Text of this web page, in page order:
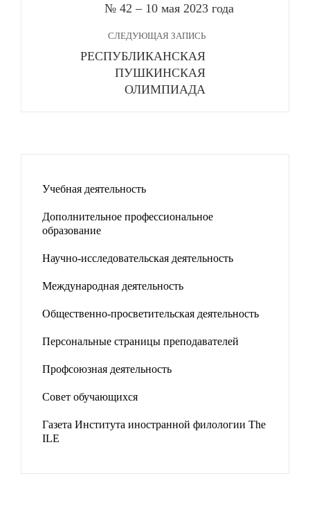
№ 42 – 10 мая 2023 года
СЛЕДУЮЩАЯ ЗАПИСЬ
РЕСПУБЛИКАНСКАЯ
ПУШКИНСКАЯ
ОЛИМПИАДА
Учебная деятельность
Дополнительное профессиональное
образование
Научно-исследовательская деятельность
Международная деятельность
Общественно-просветительская деятельность
Персональные страницы преподавателей
Профсоюзная деятельность
Совет обучающихся
Газета Института иностранной филологии The
ILE